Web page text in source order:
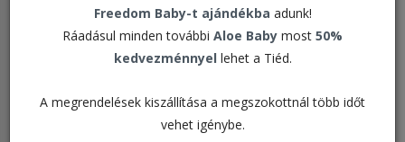
Freedom Baby-t ajándékba adunk!
Ráadásul minden további Aloe Baby most 50%
kedvezménnyel lehet a Tiéd.
A megrendelések kiszállítása a megszokottnál több időt
vehet igénybe.
Rendezés: